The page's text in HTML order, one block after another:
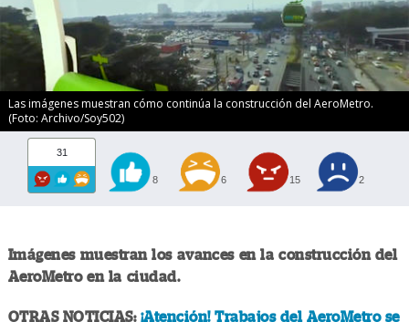
Las imágenes muestran cómo continúa la construcción del AeroMetro.
(Foto: Archivo/Soy502)
31
8 6 15 2
Imágenes muestran los avances en la construcción del
AeroMetro en la ciudad.
OTRAS NOTICIAS: ¡Atención! Trabajos del AeroMetro se